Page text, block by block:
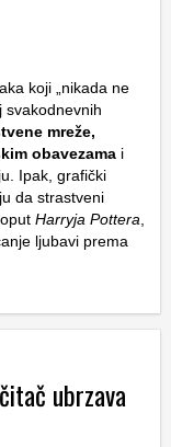
koji „nikada ne
svakodnevnih
mreže,
obavezama i
Ipak, grafički
da strastveni
Harryja Pottera
ljubavi prema
ubrzava